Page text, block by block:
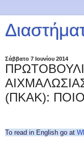
Σάββατο 7 Ιουνίου 2014
(ΠΚΑΚ):
To read in English go at